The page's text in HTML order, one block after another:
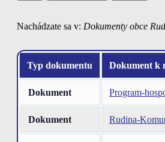
Nachádzate sa v: Dokumenty obce
Typ dokumentu Dokument k
Dokument Program-
Dokument Rudina-